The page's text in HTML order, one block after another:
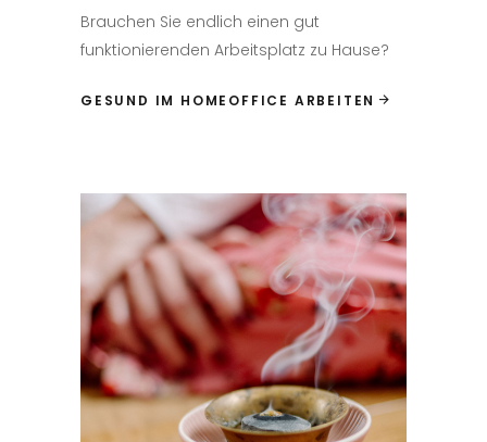
Brauchen Sie endlich einen gut
funktionierenden Arbeitsplatz zu Hause?
GESUND IM HOMEOFFICE ARBEITEN